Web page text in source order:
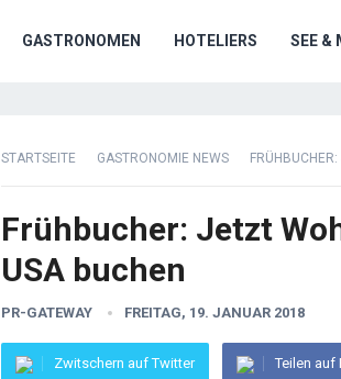
GASTRONOMEN HOTELIERS SEE &
STARTSEITE GASTRONOMIE NEWS
Frühbucher: Jetzt
USA buchen
PR-GATEWAY FREITAG, 19. JANUAR 2018
Zwitschern auf Twitter Teilen